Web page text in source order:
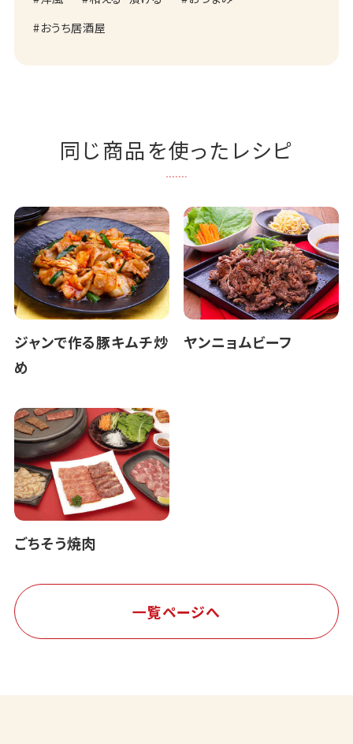
おうち居酒屋
同じ商品を使ったレシピ
ジャンで作る豚キムチ炒
め
ヤンニョムビーフ
ごちそう焼肉
一覧ページへ